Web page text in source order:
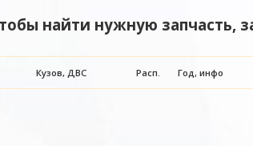
найти нужную запчасть,
Кузов, ДВС Расп. Год, инфо